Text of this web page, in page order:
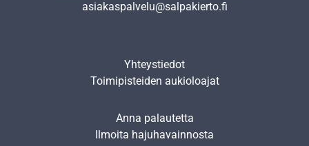
asiakaspalvelu@salpakierto.fi
Yhteystiedot
Toimipisteiden aukioloajat
Anna palautetta
Ilmoita hajuhavainnosta